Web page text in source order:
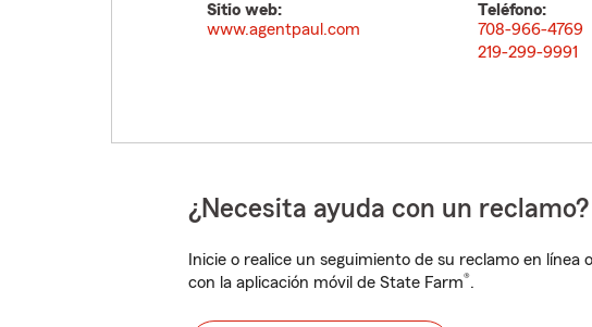
Sitio web:
www.agentpaul.com
Teléfono:
708-966-4769
219-299-9991
¿Necesita ayuda con un reclamo?
Inicie o realice un seguimiento de su reclamo en línea o
con la aplicación móvil de State Farm®.